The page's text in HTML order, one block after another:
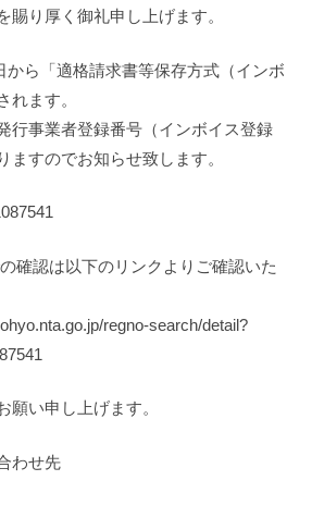
賜り厚く御礼申し上げます。
から「適格請求書等保存方式（インボ
れます。
行事業者登録番号（インボイス登録
ますのでお知らせ致します。
確認は以下のリンクよりご確認いた
regno-search/detail?
願い申し上げます。
わせ先